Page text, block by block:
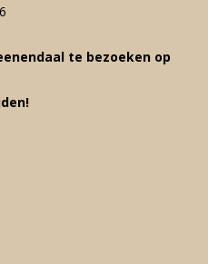
te bezoeken op